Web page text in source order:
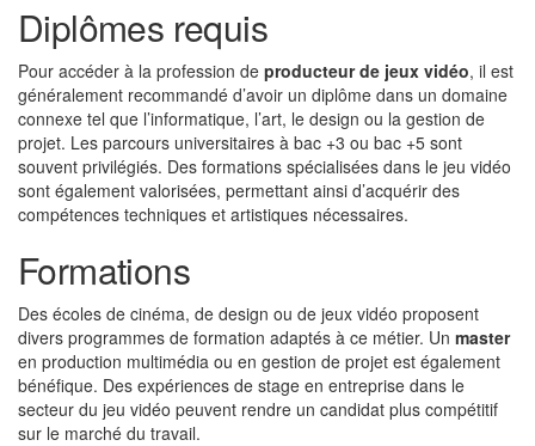
Diplômes requis
Pour accéder à la profession de producteur de jeux vidéo, il est
généralement recommandé d’avoir un diplôme dans un domaine
connexe tel que l’informatique, l’art, le design ou la gestion de
projet. Les parcours universitaires à bac +3 ou bac +5 sont
souvent privilégiés. Des formations spécialisées dans le jeu vidéo
sont également valorisées, permettant ainsi d’acquérir des
compétences techniques et artistiques nécessaires.
Formations
Des écoles de cinéma, de design ou de jeux vidéo proposent
divers programmes de formation adaptés à ce métier. Un master
en production multimédia ou en gestion de projet est également
bénéfique. Des expériences de stage en entreprise dans le
secteur du jeu vidéo peuvent rendre un candidat plus compétitif
sur le marché du travail.